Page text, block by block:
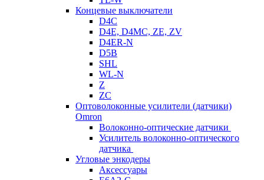
Концевые выключатели
D4C
D4E, D4MC, ZE, ZV
D4ER-N
D5B
SHL
WL-N
Z
ZC
Оптоволоконные усилители (датчики)
Omron
Волоконно-оптические датчики
Усилитель волоконно-оптического
датчика
Угловые энкодеры
Аксессуары